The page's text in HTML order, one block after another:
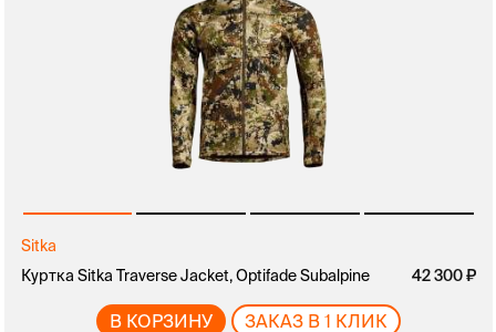
Sitka
Куртка Sitka Traverse Jacket, Optifade Subalpine
42 300
В КОРЗИНУ ЗАКАЗ В 1 КЛИК